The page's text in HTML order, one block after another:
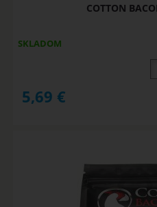
COTTON
SKLADOM
5,69 €